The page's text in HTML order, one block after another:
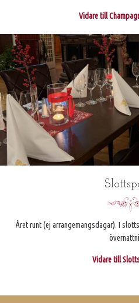
Vidare till
Året runt (ej arrangemangsdagar). I
Vidare till